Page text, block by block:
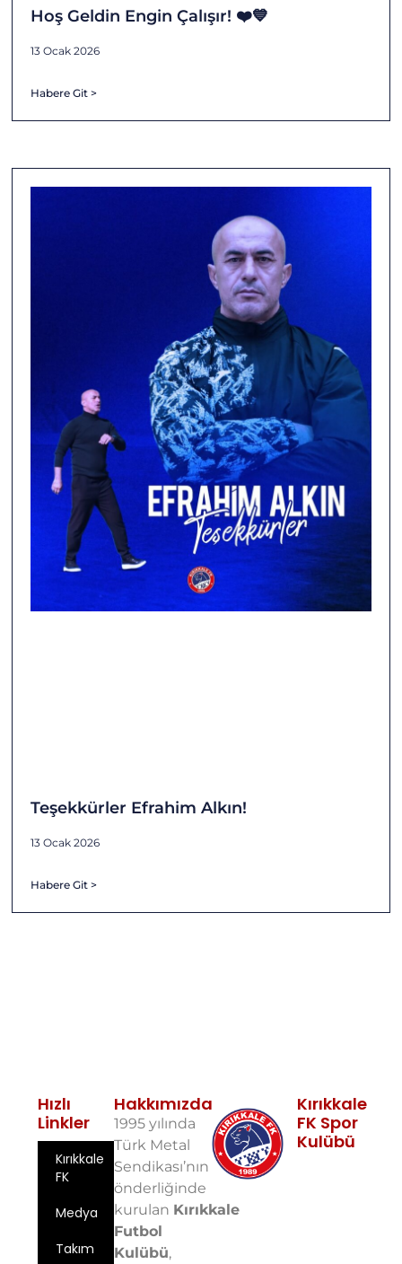
Hoş Geldin Engin Çalışır! ❤️💙
13 Ocak 2026
Habere Git >
Teşekkürler Efrahim Alkın!
13 Ocak 2026
Habere Git >
Hakkımızda
1995 yılında
Türk Metal
Sendikası’nın
önderliğinde
kurulan Kırıkkale
Futbol
Kulübü,
Hızlı
Linkler
Kırıkkale
FK
Medya
Takım
Kırıkkale
FK Spor
Kulübü